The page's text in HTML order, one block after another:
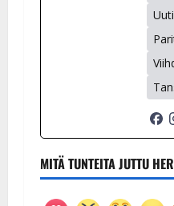
MITÄ TUNTEITA JUTTU